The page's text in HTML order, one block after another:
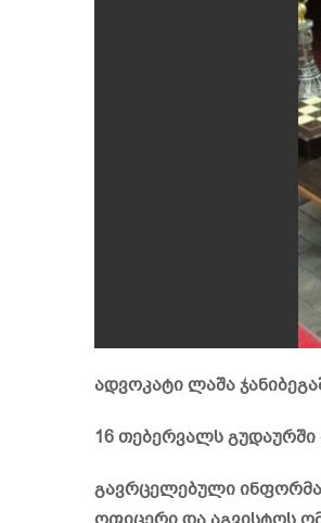
ადვოკატი ლაშა
16 თე­ბერ­ვალს
გავრცელებული